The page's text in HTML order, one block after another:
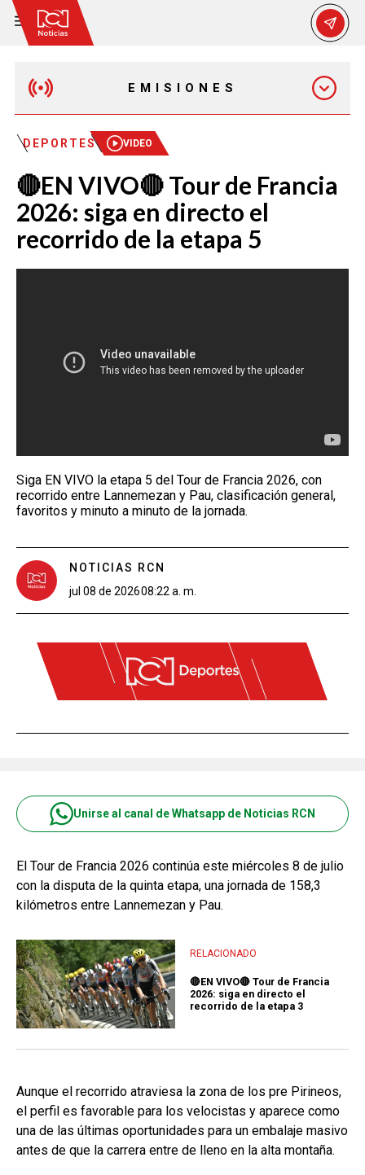
EMISIONES
EMISIÓN 12:30 PM
EMISIÓN 7:00 PM
DEPORTES VIDEO
🔴EN VIVO🔴 Tour de Francia
2026: siga en directo el
recorrido de la etapa 5
Siga EN VIVO la etapa 5 del Tour de Francia 2026, con
recorrido entre Lannemezan y Pau, clasificación general,
favoritos y minuto a minuto de la jornada.
NOTICIAS RCN
jul 08 de 202608:22 a. m.
Unirse al canal de Whatsapp de Noticias RCN
El Tour de Francia 2026 continúa este miércoles 8 de julio
con la disputa de la quinta etapa, una jornada de 158,3
kilómetros entre Lannemezan y Pau.
RELACIONADO
🔴EN VIVO🔴 Tour de Francia
2026: siga en directo el
recorrido de la etapa 3
Aunque el recorrido atraviesa la zona de los pre Pirineos,
el perfil es favorable para los velocistas y aparece como
una de las últimas oportunidades para un embalaje masivo
antes de que la carrera entre de lleno en la alta montaña.